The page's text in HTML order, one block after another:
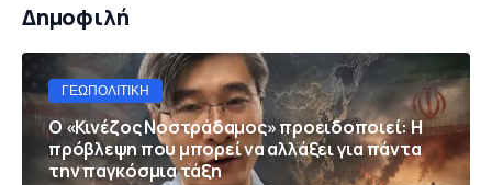
Δημοφιλή
ΓΕΩΠΟΛΙΤΙΚΉ
Ο «Κινέζος Νοστράδαμος» προειδοποιεί: Η
πρόβλεψη που μπορεί να αλλάξει για πάντα
την παγκόσμια τάξη